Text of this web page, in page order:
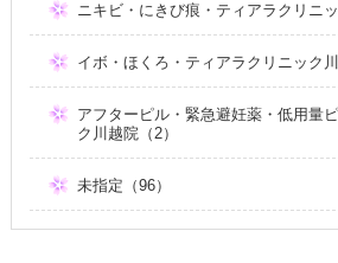
ニキビ・にきび痕・ティアラクリニッ
イボ・ほくろ・ティアラクリニック川
アフターピル・緊急避妊薬・低用量
ク川越院（2）
未指定（96）